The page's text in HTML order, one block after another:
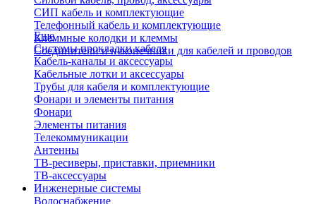
СИП кабель и комплектующие
Телефонный кабель и комплектующие
Клеммные колодки и клеммы
Соединители и наконечники для кабелей и проводов
Еще
Системы прокладки кабеля
Кабель-каналы и аксессуары
Кабельные лотки и аксессуары
Трубы для кабеля и комплектующие
Фонари и элементы питания
Фонари
Элементы питания
Телекоммуникации
Антенны
ТВ-ресиверы, приставки, приемники
ТВ-аксессуары
Инженерные системы
Водоснабжение